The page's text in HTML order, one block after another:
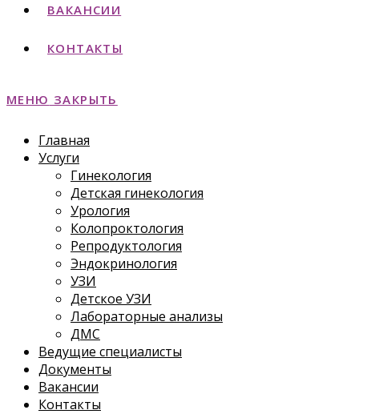
ВАКАНСИИ
КОНТАКТЫ
МЕНЮ ЗАКРЫТЬ
Главная
Услуги
Гинекология
Детская гинекология
Урология
Колопроктология
Репродуктология
Эндокринология
УЗИ
Детское УЗИ
Лабораторные анализы
ДМС
Ведущие специалисты
Документы
Вакансии
Контакты